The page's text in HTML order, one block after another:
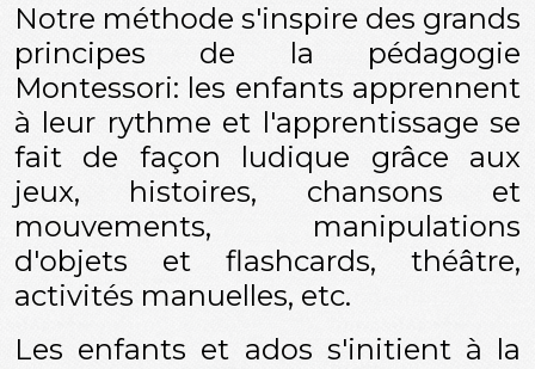
Notre méthode s'inspire des grands
principes de la pédagogie
Montessori: les enfants apprennent
à leur rythme et l'apprentissage se
fait de façon ludique grâce aux
jeux, histoires, chansons et
mouvements, manipulations
d'objets et flashcards, théâtre,
activités manuelles, etc.
Les enfants et ados s'initient à la